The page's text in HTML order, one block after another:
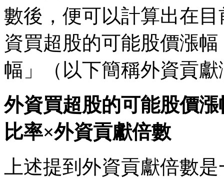
數後，便可以計算出在
資買超股的可能股價漲
幅」（以下簡稱外資貢
外資買超股的可能股價
比率×外資貢獻倍數
上述提到外資貢獻倍數